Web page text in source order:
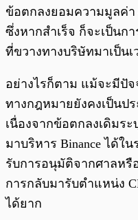
ข้อตกลงยอมความมูลค่า
ซึ่งหากสำเร็จ ก็จะเป็น
ที่ขวางทางบริษัทมาเป็นเ
อย่างไรก็ตาม แม้จะมีปั
ทางกฎหมายยังคงเป็นป
เนื่องจากข้อตกลงเดิมร
มาบริหาร Binance ได้ใ
รับการอนุมัติจากศาลห
การกลับมารับตำแหน่ง
ได้ยาก